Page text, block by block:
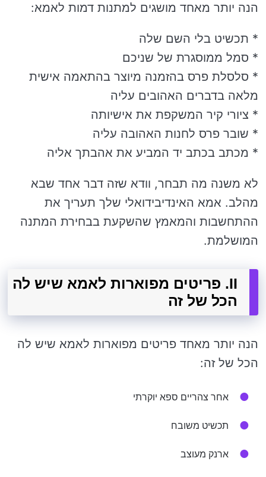
הנה יותר מאחד מושגים למתנות דמות לאמא:
* תכשיט בלי השם שלה
* סמל ממוסגרת של שניכם
* סלסלת פרס בהזמנה מיוצר בהתאמה אישית
מלאה בדברים האהובים עליה
* ציורי קיר המשקפת את אישיותה
* שובר פרס לחנות האהובה עליה
* מכתב בכתב יד המביע את אהבתך אליה
לא משנה מה תבחר, וודא שזה דבר אחד שבא
מהלב. אמא האינדיבידואלי שלך תעריך את
ההתחשבות והמאמץ שהשקעת בבחירת המתנה
המושלמת.
II. פריטים מפוארות לאמא שיש לה
הכל של זה
הנה יותר מאחד פריטים מפוארות לאמא שיש לה
הכל של זה:
אחר צהריים ספא יוקרתי
תכשיט משובח
ארנק מעוצב